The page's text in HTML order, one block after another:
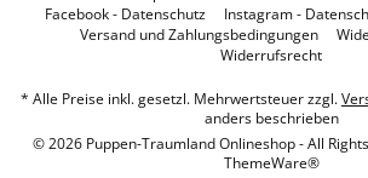
Facebook - Datenschutz
Instagram -
Versand und Zahlungsbedingungen
Widerrufsrecht
* Alle Preise inkl. gesetzl. Mehrwertsteuer zzgl.
anders beschrieben
© 2026 Puppen-Traumland Onlineshop - All
ThemeWare®